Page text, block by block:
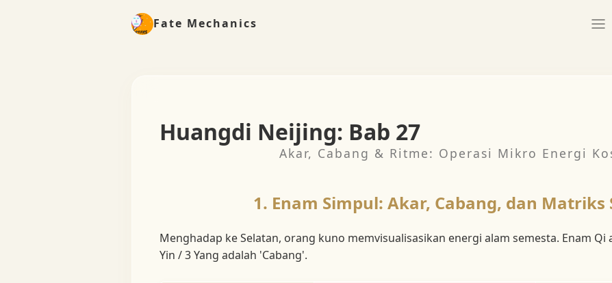
Fate Mechanics
Huangdi Neijing: Bab 27
Akar, Cabang & Ritme: Operasi Mikro Energi
1. Enam Simpul: Akar, Cabang, dan Matriks
Menghadap ke Selatan, orang kuno memvisualisasikan energi alam semesta. Enam Qi
Yin / 3 Yang adalah 'Cabang'.